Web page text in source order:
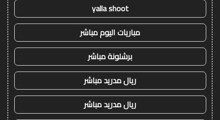
yalla shoot
مباريات اليوم مباشر
برشلونة مباشر
ريال مدريد مباشر
ريال مدريد مباشر